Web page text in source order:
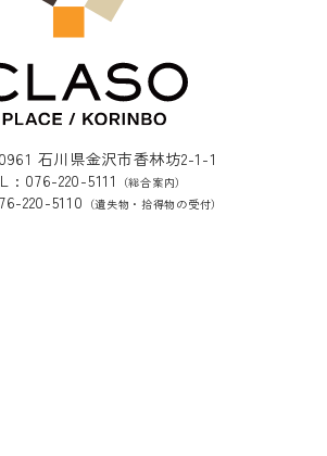
石川県金沢市香林坊2-1-1
: 076-220-5111
（総合案内）
220-5110 （遺失物・拾得物の受付）